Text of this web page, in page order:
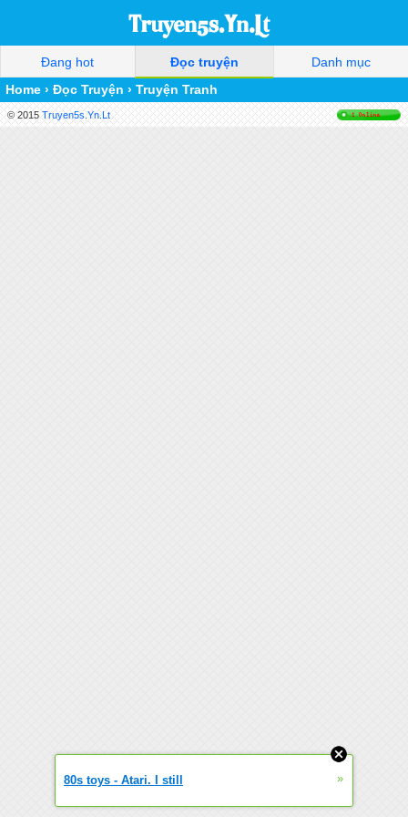
Đang hot Đọc truyện
Danh mục
Home › Đọc Truyện › Truyện Tranh
© 2015 Truyen5s.Yn.Lt
80s toys - Atari. I still »